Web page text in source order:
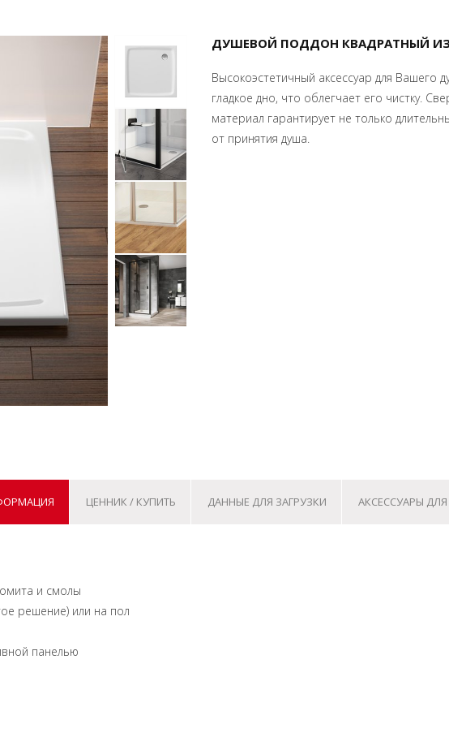
ДУШЕВОЙ ПОДДОН КВАДРАТНЫЙ
Высокоэстетичный аксессуар для Вашего
гладкое дно, что облегчает его чистку.
материал гарантирует не только
от принятия душа.
ЦЕННИК / КУПИТЬ ДАННЫЕ ДЛЯ ЗАГРУЗКИ АКСЕССУАРЫ
и смолы
решение) или на пол
панелью